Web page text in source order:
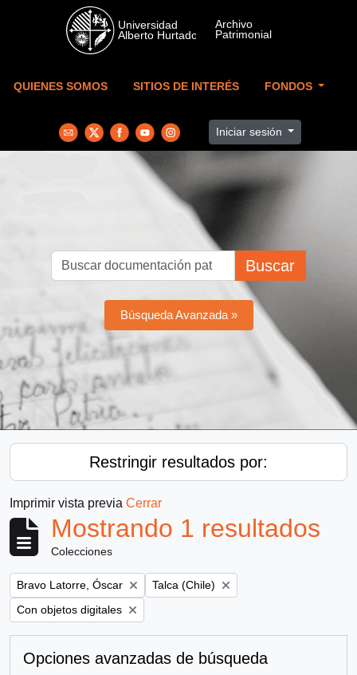
Skip to main content
QUIENES SOMOS SITIOS DE INTERÉS FONDOS
Iniciar sesión
Buscar
Búsqueda Avanzada »
Restringir resultados por:
Imprimir vista previa Cerrar
Mostrando 1 resultados
Colecciones
Remove filter:
Bravo Latorre, Óscar Remove filter:
Talca (Chile)
Remove filter:
Con objetos digitales
Opciones avanzadas de búsqueda